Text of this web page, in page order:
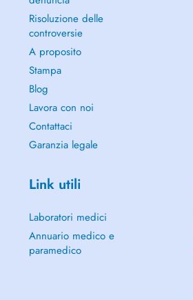
Risoluzione delle
controversie
A proposito
Stampa
Blog
Lavora con noi
Contattaci
Garanzia legale
Link utili
Laboratori medici
Annuario medico e
paramedico